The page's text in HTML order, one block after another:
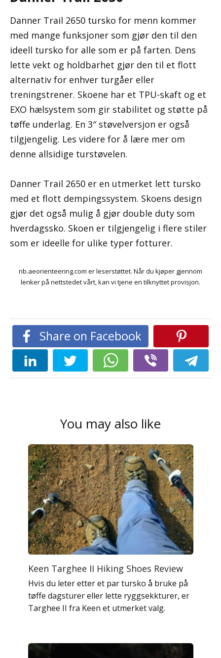
Danner Trail 2650 tursko for menn kommer
med mange funksjoner som gjør den til den
ideell tursko for alle som er på farten. Dens
lette vekt og holdbarhet gjør den til et flott
alternativ for enhver turgåer eller
treningstrener. Skoene har et TPU-skaft og et
EXO hælsystem som gir stabilitet og støtte på
tøffe underlag. En 3″ støvelversjon er også
tilgjengelig. Les videre for å lære mer om
denne allsidige turstøvelen.
Danner Trail 2650 er en utmerket lett tursko
med et flott dempingssystem. Skoens design
gjør det også mulig å gjør double duty som
hverdagssko. Skoen er tilgjengelig i flere stiler
som er ideelle for ulike typer fotturer.
nb.aeorienteering.com er leserstøttet. Når du kjøper gjennom
lenker på nettstedet vårt, kan vi tjene en tilknyttet provisjon.
Share on Facebook
You may also like
Keen Targhee II Hiking Shoes Review
Hvis du leter etter et par tursko å bruke på
tøffe dagsturer eller lette ryggsekkturer, er
Targhee II fra Keen et utmerket valg.